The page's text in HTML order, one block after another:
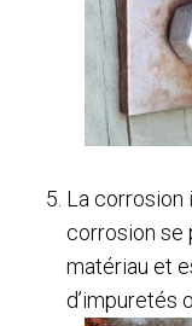
La corrosion
corrosion se
matériau et
d’impuretés